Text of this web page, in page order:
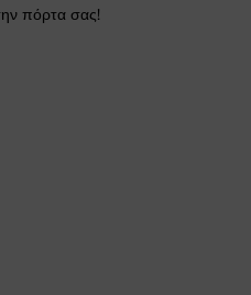
πόρτα σας!